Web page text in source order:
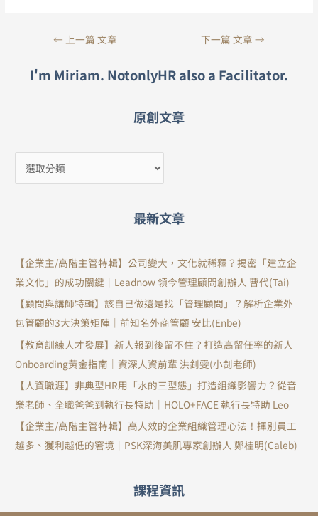
← 上一篇 文章 下一篇 文章 →
I'm Miriam. NotonlyHR also a Facilitator.
原創文章
最新文章
【企業主/高階主管特輯】公司變大，文化就稀釋？揭密「建立企
業文化」的成功關鍵｜Leadnow 領今管理顧問創辦人 曹代(Tai)
【顧問與講師特輯】該自己做還是找「管理顧問」？解析企業外
包管顧的3大決策矩陣｜前知名外商管顧 安比(Enbe)
【教育訓練人才發展】新人報到後留不住？打造高留任率的新人
Onboarding黃金指南｜資深人資前輩 洪釗雯(小釗老師)
【人資職涯】非典型HR用「水的三型態」打造組織影響力？從音
樂老師、全職爸爸到執行長特助｜HOLO+FACE 執行長特助 Leo
【企業主/高階主管特輯】高人效的企業組織管理心法！揮別員工
越多、獲利越低的窘境｜PSK深海美肌專家創辦人 鄭桂明(Caleb)
課程資訊